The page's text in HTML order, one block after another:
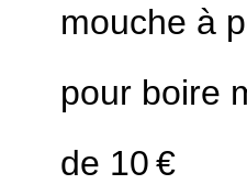
mouche à
pour boire
de 10 €